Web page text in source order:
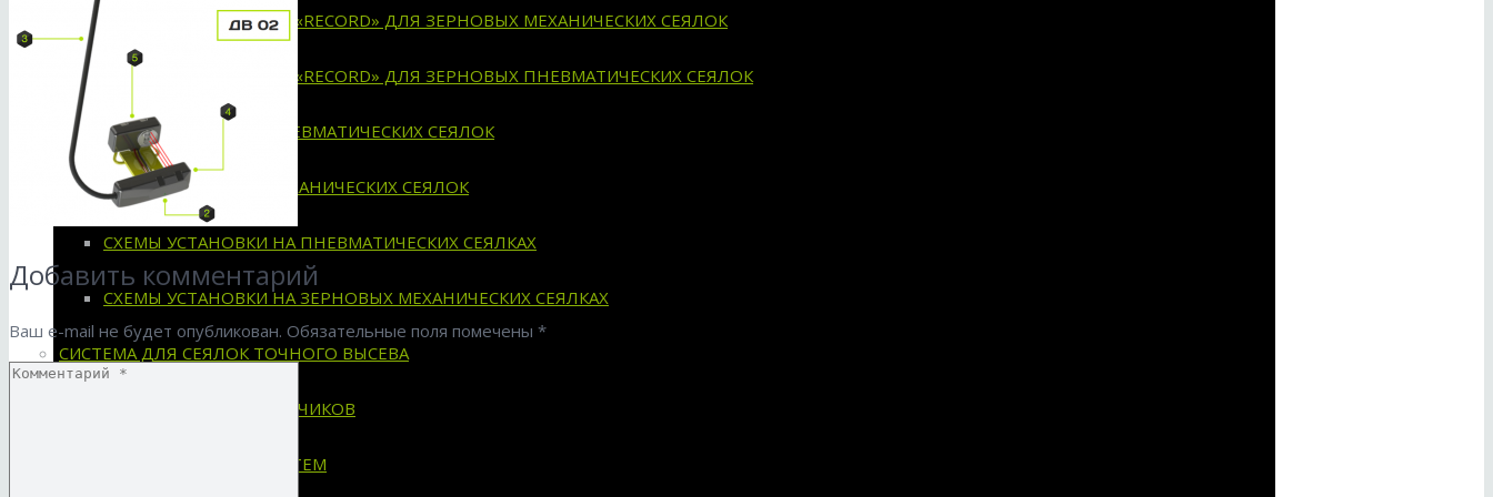
ХАРАКТЕРИСТИКИ СКВ «RECORD» ДЛЯ ЗЕРНОВЫХ МЕХАНИЧЕСКИХ СЕЯЛОК
ХАРАКТЕРИСТИКИ СКВ «RECORD» ДЛЯ ЗЕРНОВЫХ ПНЕВМАТИЧЕСКИХ СЕЯЛОК
ИНСТРУКЦИИ ДЛЯ ПНЕВМАТИЧЕСКИХ СЕЯЛОК
ИНСТРУКЦИИ ДЛЯ МЕХАНИЧЕСКИХ СЕЯЛОК
СХЕМЫ УСТАНОВКИ НА ПНЕВМАТИЧЕСКИХ СЕЯЛКАХ
СХЕМЫ УСТАНОВКИ НА ЗЕРНОВЫХ МЕХАНИЧЕСКИХ СЕЯЛКАХ
СИСТЕМА ДЛЯ СЕЯЛОК ТОЧНОГО ВЫСЕВА
ПРИМЕНЯЕМОСТЬ ДАТЧИКОВ
ХАРАКТЕРИСТИКИ СИСТЕМ
Добавить комментарий
Ваш e-mail не будет опубликован. Обязательные поля помечены *